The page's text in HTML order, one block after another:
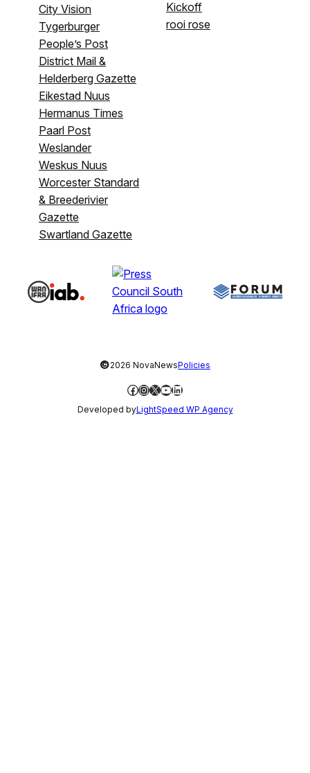
City Vision
Tygerburger
People’s Post
District Mail &
Helderberg Gazette
Eikestad Nuus
Hermanus Times
Paarl Post
Weslander
Weskus Nuus
Worcester Standard
& Breederivier
Gazette
Swartland Gazette
Kickoff
rooi rose
©2026 NovaNewsPolicies
Facebook
Instagram
X YouTube
LinkedIn
Developed byLightSpeed WP Agency